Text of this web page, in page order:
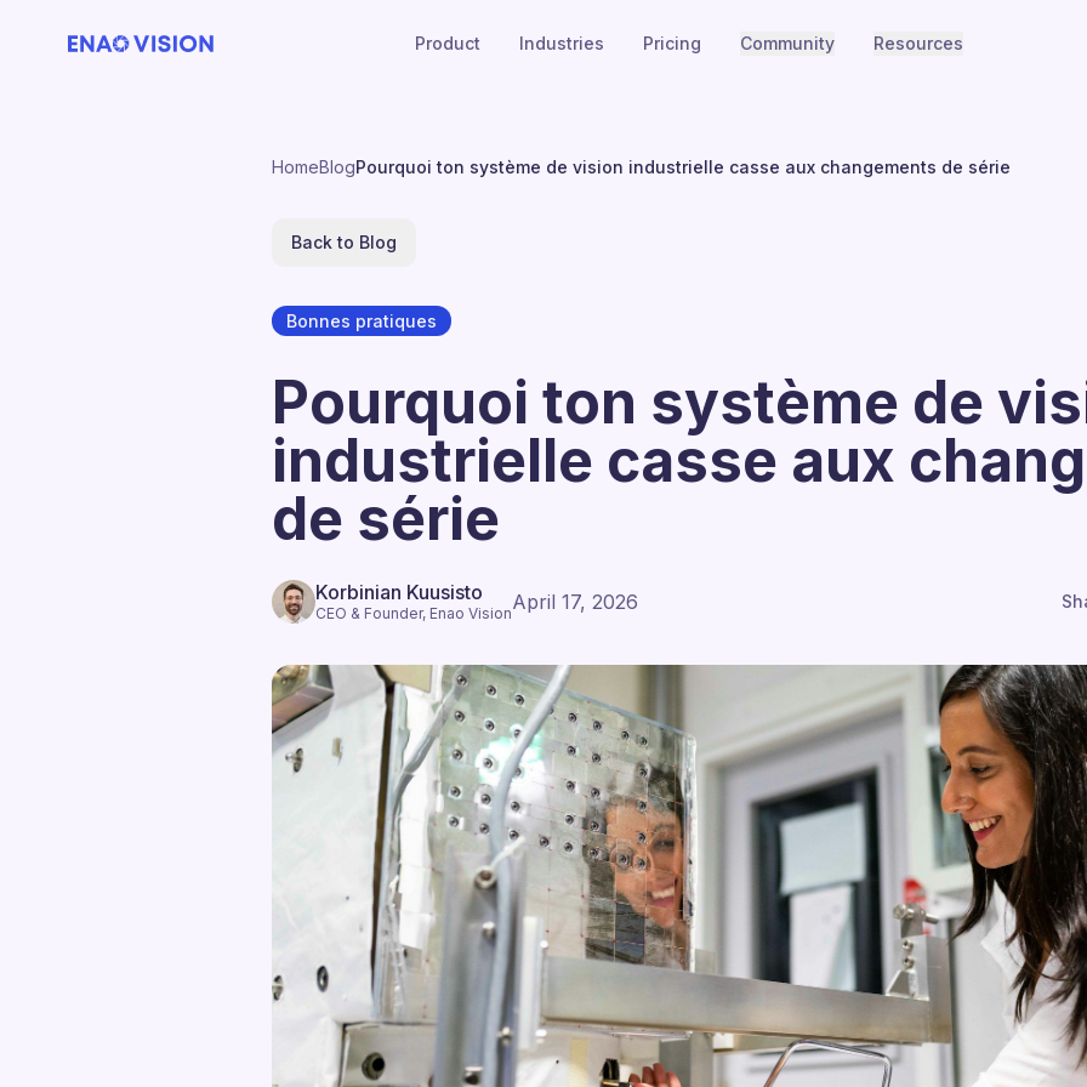
Product Industries Pricing Community Resources
HomeBlogPourquoi ton système de vision industrielle casse aux changements de série
Back to Blog
Bonnes pratiques
Pourquoi ton système de
industrielle casse aux
de série
Korbinian Kuusisto
CEO & Founder, Enao VisionApril 17, 2026